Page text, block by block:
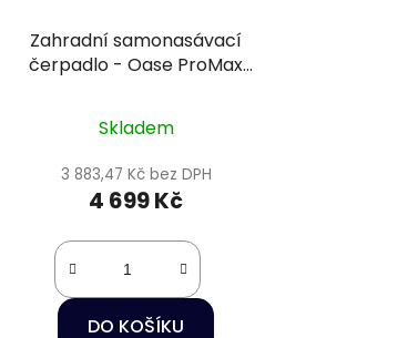
Zahradní samonasávací
čerpadlo - Oase ProMax
Skladem
3 883,47 Kč bez DPH
4 699 Kč
DO KOŠÍKU